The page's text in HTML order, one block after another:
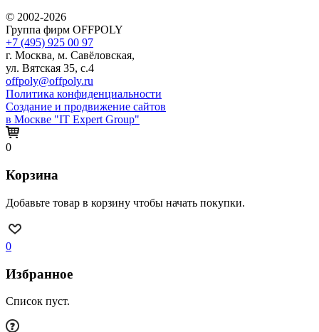
© 2002-2026
Группа фирм OFFPOLY
+7 (495) 925 00 97
г. Москва, м. Савёловская,
ул. Вятская 35, с.4
offpoly@offpoly.ru
Политика конфиденциальности
Создание и продвижение сайтов
в Москве "IT Expert Group"
0
Корзина
Добавьте товар в корзину чтобы начать покупки.
0
Избранное
Список пуст.